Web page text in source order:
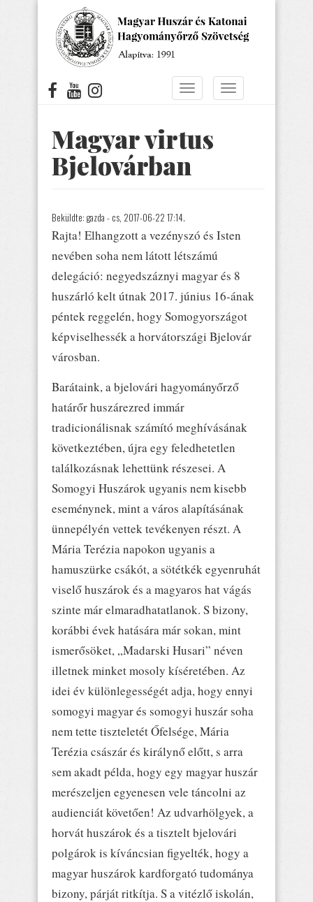
Navigáció
Navigáció
Magyar virtus
Bjelovárban
Beküldte: gazda - cs, 2017-06-22 17:14.
Rajta! Elhangzott a vezényszó és Isten
nevében soha nem látott létszámú
delegáció: negyedszáznyi magyar és 8
huszárló kelt útnak 2017. június 16-ának
péntek reggelén, hogy Somogyországot
képviselhessék a horvátországi Bjelovár
városban.
Barátaink, a bjelovári hagyományőrző
határőr huszárezred immár
tradicionálisnak számító meghívásának
következtében, újra egy feledhetetlen
találkozásnak lehettünk részesei. A
Somogyi Huszárok ugyanis nem kisebb
eseménynek, mint a város alapításának
ünnepélyén vettek tevékenyen részt. A
Mária Terézia napokon ugyanis a
hamuszürke csákót, a sötétkék egyenruhát
viselő huszárok és a magyaros hat vágás
szinte már elmaradhatatlanok. S bizony,
korábbi évek hatására már sokan, mint
ismerősöket, „Madarski Husari” néven
illetnek minket mosoly kíséretében. Az
idei év különlegességét adja, hogy ennyi
somogyi magyar és somogyi huszár soha
nem tette tiszteletét Őfelsége, Mária
Terézia császár és királynő előtt, s arra
sem akadt példa, hogy egy magyar huszár
merészeljen egyenesen vele táncolni az
audienciát követően! Az udvarhölgyek, a
horvát huszárok és a tisztelt bjelovári
polgárok is kíváncsian figyelték, hogy a
magyar huszárok kardforgató tudománya
bizony, párját ritkítja. S a vitézlő iskolán,